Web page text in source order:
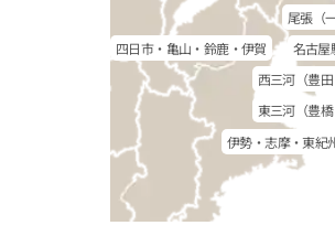
名古屋
尾張（
東三河（豊橋
西三河（豊
四日市・亀山・鈴鹿・伊賀
伊勢・志摩・東紀